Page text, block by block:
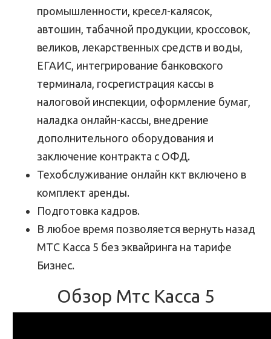
промышленности, кресел-калясок,
автошин, табачной продукции, кроссовок,
великов, лекарственных средств и воды,
ЕГАИС, интегрирование банковского
терминала, госрегистрация кассы в
налоговой инспекции, оформление бумаг,
наладка онлайн-кассы, внедрение
дополнительного оборудования и
заключение контракта с ОФД.
Техобслуживание онлайн ккт включено в
комплект аренды.
Подготовка кадров.
В любое время позволяется вернуть назад
МТС Касса 5 без эквайринга на тарифе
Бизнес.
Обзор Мтс Касса 5